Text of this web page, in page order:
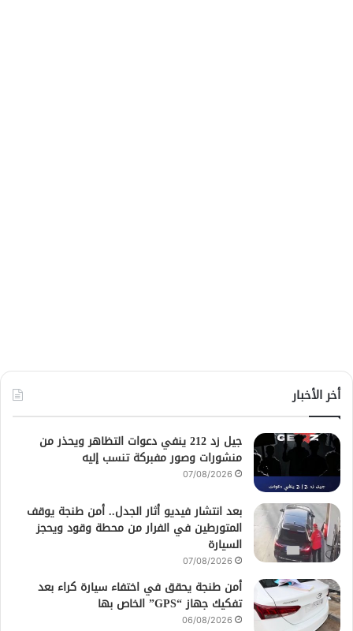
أخر الأخبار
جيل زد 212 ينفي دعوات التظاهر ويحذر من
منشورات وصور مفبركة تنسب إليه
07/08/2026
بعد انتشار فيديو أثار الجدل.. أمن طنجة يوقف
المتورطين في الفرار من محطة وقود ويحجز
السيارة
07/08/2026
أمن طنجة يحقق في اختفاء سيارة كراء بعد
تفكيك جهاز “GPS” الخاص بها
06/08/2026